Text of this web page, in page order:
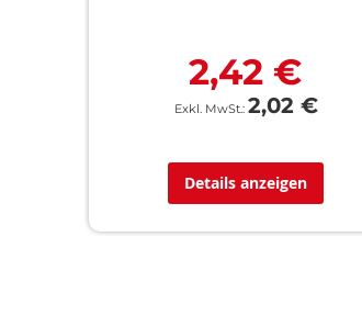
2,42 €
2,02 €
Details anzeigen